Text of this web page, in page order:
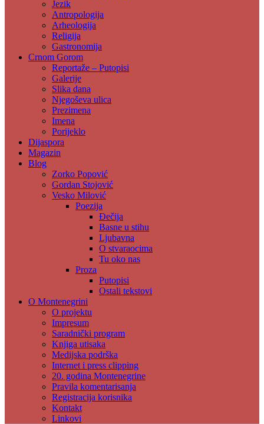
Jezik
Antropologija
Arheologija
Religija
Gastronomija
Crnom Gorom
Reportaže – Putopisi
Galerije
Slika dana
Njegoševa ulica
Prezimena
Imena
Porijeklo
Dijaspora
Magazin
Blog
Zorko Popović
Gordan Stojović
Vesko Milović
Poezija
Đečija
Basne u stihu
Ljubavna
O stvaraocima
Tu oko nas
Proza
Putopisi
Ostali tekstovi
O Montenegrini
O projektu
Impresum
Saradnički program
Knjiga utisaka
Medijska podrška
Internet i press clipping
20. godina Montenegrine
Pravila komentarisanja
Registracija korisnika
Kontakt
Linkovi